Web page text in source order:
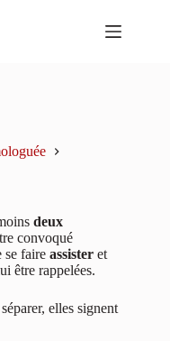
deux
convoqué
se faire assister et
être rappelées.
elles signent